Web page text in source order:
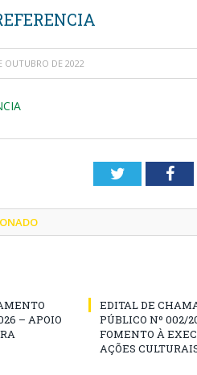
OUTUBRO DE 2022
Twitter
– APOIO
EDITAL DE
PÚBLICO Nº 002/
FOMENTO À
AÇÕES